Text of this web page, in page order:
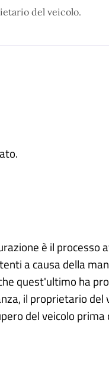
del veicolo.
è il processo
a causa della
quest'ultimo ha
il proprietario del
del veicolo prima